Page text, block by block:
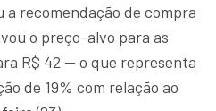
a recomendação de compra
o preço-alvo para as
R$ 42 — o que representa
de 19% com relação ao